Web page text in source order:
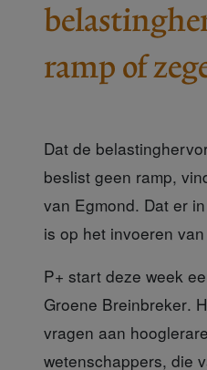
ramp of
Dat de
beslist geen ramp,
van Egmond. Dat er
is op het invoeren
P+ start deze week
Groene Breinbreker.
vragen aan
wetenschappers, die